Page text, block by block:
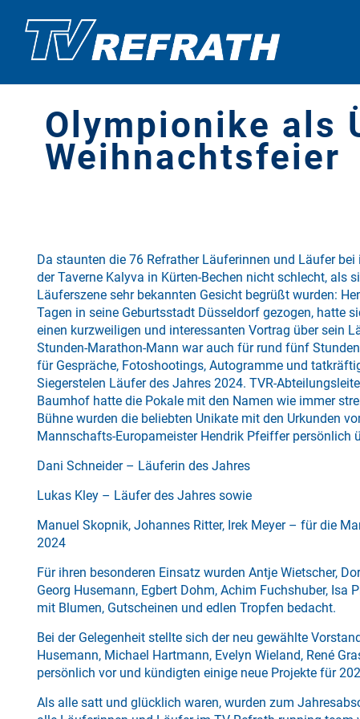
Olympionike als
Weihnachtsfeier
Da staunten die 76 Refrather Läuferinnen und Läufer
der Taverne Kalyva in Kürten-Bechen nicht schlecht, als
Läuferszene sehr bekannten Gesicht begrüßt wurden:
Tagen in seine Geburtsstadt Düsseldorf gezogen, hatte
einen kurzweiligen und interessanten Vortrag über sein
Stunden-Marathon-Mann war auch für rund fünf
für Gespräche, Fotoshootings, Autogramme und
Siegerstelen Läufer des Jahres 2024. TVR-
Baumhof hatte die Pokale mit den Namen wie immer
Bühne wurden die beliebten Unikate mit den Urkunden
Mannschafts-Europameister Hendrik Pfeiffer persönlich
Dani Schneider – Läuferin des Jahres
Lukas Kley – Läufer des Jahres sowie
Manuel Skopnik, Johannes Ritter, Irek Meyer – für die
2024
Für ihren besonderen Einsatz wurden Antje Wietscher,
Georg Husemann, Egbert Dohm, Achim Fuchshuber, Isa
mit Blumen, Gutscheinen und edlen Tropfen bedacht.
Bei der Gelegenheit stellte sich der neu gewählte
Husemann, Michael Hartmann, Evelyn Wieland, René
persönlich vor und kündigten einige neue Projekte für
Als alle satt und glücklich waren, wurden zum